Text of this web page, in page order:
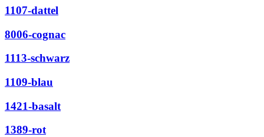
1107-dattel
8006-cognac
1113-schwarz
1109-blau
1421-basalt
1389-rot